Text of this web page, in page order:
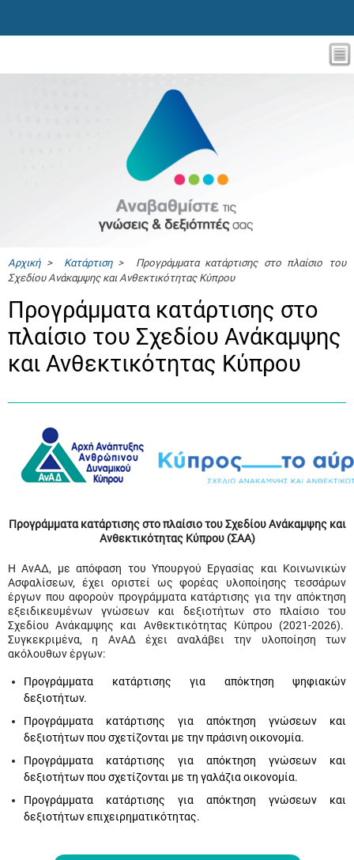
Αρχική> Κατάρτιση> Προγράμματα κατάρτισης στο πλαίσιο του
Σχεδίου Ανάκαμψης και Ανθεκτικότητας Κύπρου
Προγράμματα κατάρτισης στο
πλαίσιο του Σχεδίου Ανάκαμψης
και Ανθεκτικότητας Κύπρου
Προγράμματα κατάρτισης στο πλαίσιο του Σχεδίου Ανάκαμψης και
Ανθεκτικότητας Κύπρου (ΣΑΑ)
Η ΑνΑΔ, με απόφαση του Υπουργού Εργασίας και Κοινωνικών
Ασφαλίσεων, έχει οριστεί ως φορέας υλοποίησης τεσσάρων
έργων που αφορούν προγράμματα κατάρτισης για την απόκτηση
εξειδικευμένων γνώσεων και δεξιοτήτων στο πλαίσιο του
Σχεδίου Ανάκαμψης και Ανθεκτικότητας Κύπρου (2021-2026).
Συγκεκριμένα, η ΑνΑΔ έχει αναλάβει την υλοποίηση των
ακόλουθων έργων:
Προγράμματα κατάρτισης για απόκτηση ψηφιακών
δεξιοτήτων.
Προγράμματα κατάρτισης για απόκτηση γνώσεων και
δεξιοτήτων που σχετίζονται με την πράσινη οικονομία.
Προγράμματα κατάρτισης για απόκτηση γνώσεων και
δεξιοτήτων που σχετίζονται με τη γαλάζια οικονομία.
Προγράμματα κατάρτισης για απόκτηση γνώσεων και
δεξιοτήτων επιχειρηματικότητας.